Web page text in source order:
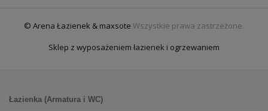
© Arena Łazienek & maxsote Wszystkie prawa zastrzeżone.
Sklep z wyposażeniem łazienek i ogrzewaniem
Łazienka (Armatura i WC)